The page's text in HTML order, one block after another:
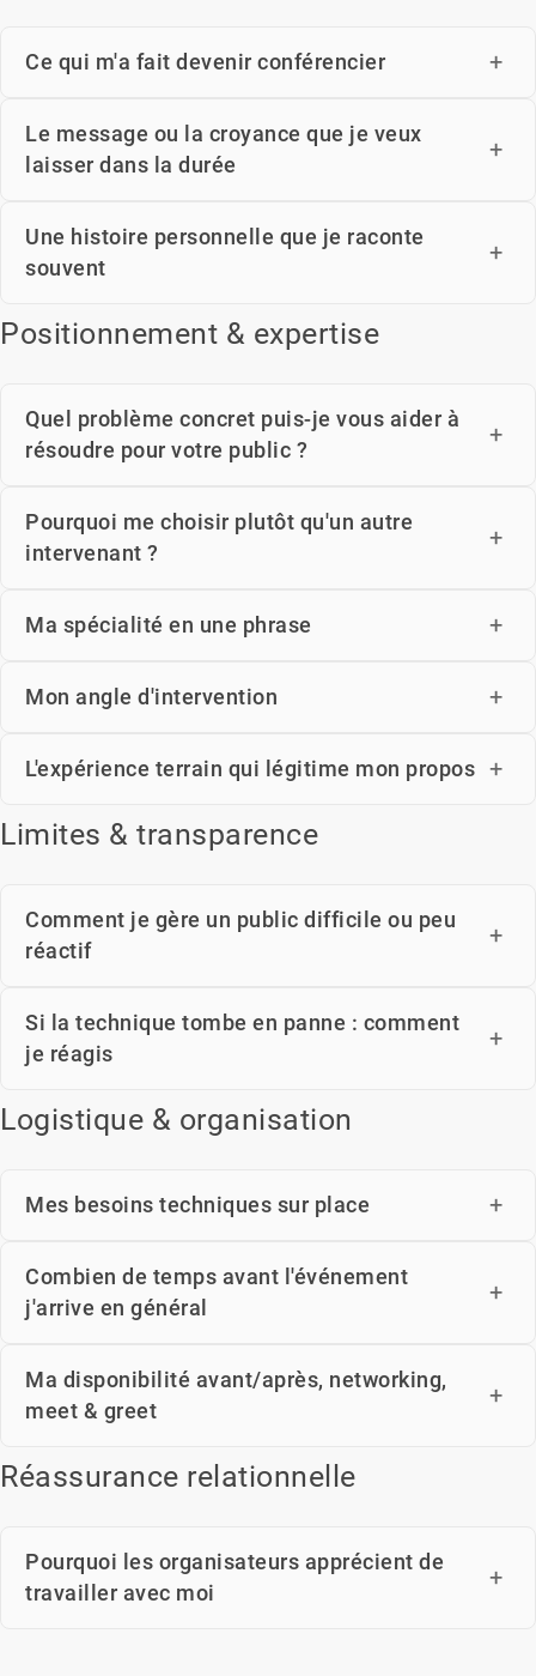
Ce qui m'a fait devenir conférencier
Le message ou la croyance que je veux
laisser dans la durée
Une histoire personnelle que je raconte
souvent
Positionnement & expertise
Quel problème concret puis-je vous aider à
résoudre pour votre public ?
Pourquoi me choisir plutôt qu'un autre
intervenant ?
Ma spécialité en une phrase
Mon angle d'intervention
L'expérience terrain qui légitime mon propos
Limites & transparence
Comment je gère un public difficile ou peu
réactif
Si la technique tombe en panne : comment
je réagis
Logistique & organisation
Mes besoins techniques sur place
Combien de temps avant l'événement
j'arrive en général
Ma disponibilité avant/après, networking,
meet & greet
Réassurance relationnelle
Pourquoi les organisateurs apprécient de
travailler avec moi